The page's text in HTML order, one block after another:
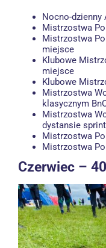
Nocno-dzienny
Mistrzostwa
Mistrzostwa
miejsce
Klubowe
miejsce
Klubowe
Mistrzostwa
klasycznym
Mistrzostwa
dystansie
Mistrzostwa
Mistrzostwa
Czerwiec –